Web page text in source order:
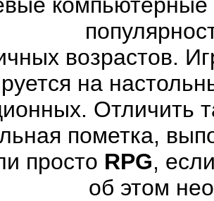
возрастов.
на
Отличить
пометка,
просто RPG,
об этом